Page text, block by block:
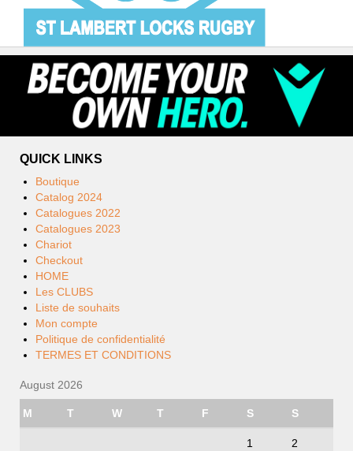
QUICK LINKS
Boutique
Catalog 2024
Catalogues 2022
Catalogues 2023
Chariot
Checkout
HOME
Les CLUBS
Liste de souhaits
Mon compte
Politique de confidentialité
TERMES ET CONDITIONS
August 2026
M T W T F S S
1 2